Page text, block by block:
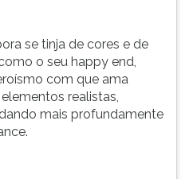
se tinja de cores e de
o seu happy end,
com que ama
realistas,
mais profundamente